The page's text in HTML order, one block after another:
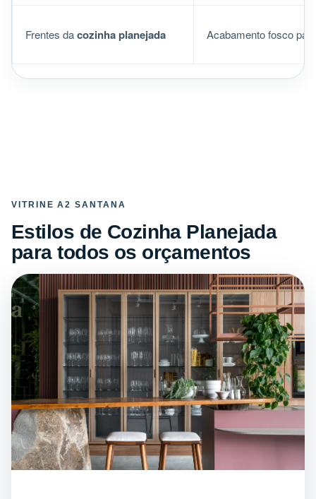
Frentes dacozinha planejada Acabamento fosco
VITRINE A2 SANTANA
Estilos de Cozinha Planejada
para todos os orçamentos